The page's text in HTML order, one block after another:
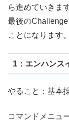
ら進めていきます
最後の
ことになります。
1：エンハンス
やること：基本
コマンドメニュ